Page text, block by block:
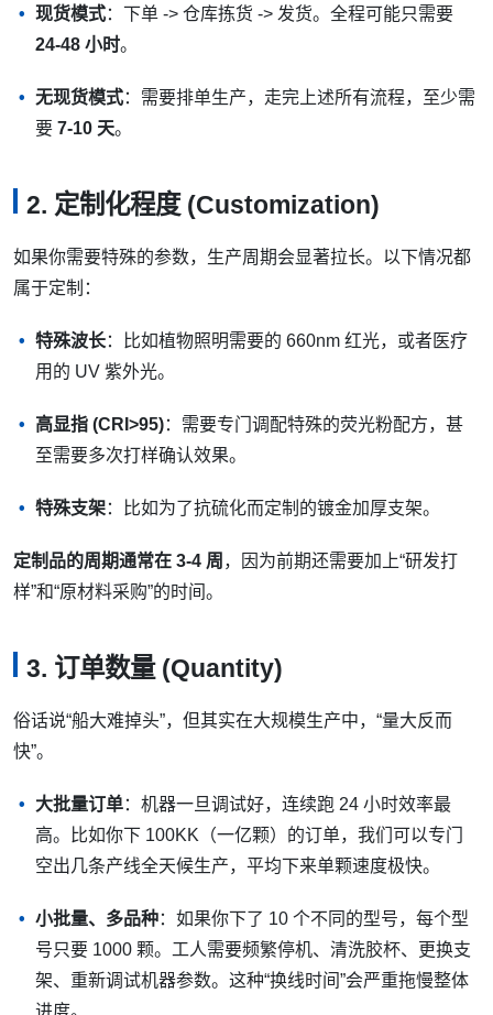
现货模式：下单 -> 仓库拣货 -> 发货。全程可能只需要
24-48 小时。
无现货模式：需要排单生产，走完上述所有流程，至少需
要 7-10 天。
2. 定制化程度 (Customization)
如果你需要特殊的参数，生产周期会显著拉长。以下情况都
属于定制：
特殊波长：比如植物照明需要的 660nm 红光，或者医疗
用的 UV 紫外光。
高显指 (CRI>95)：需要专门调配特殊的荧光粉配方，甚
至需要多次打样确认效果。
特殊支架：比如为了抗硫化而定制的镀金加厚支架。
定制品的周期通常在 3-4 周 ，因为前期还需要加上“研发打
样”和“原材料采购”的时间。
3. 订单数量 (Quantity)
俗话说“船大难掉头”，但其实在大规模生产中，“量大反而
快”。
大批量订单：机器一旦调试好，连续跑 24 小时效率最
高。比如你下 100KK（一亿颗）的订单，我们可以专门
空出几条产线全天候生产，平均下来单颗速度极快。
小批量、多品种：如果你下了 10 个不同的型号，每个型
号只要 1000 颗。工人需要频繁停机、清洗胶杯、更换支
架、重新调试机器参数。这种“换线时间”会严重拖慢整体